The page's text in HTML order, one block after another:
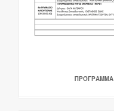
ΠΡΌΓΡΑΜΜΑ